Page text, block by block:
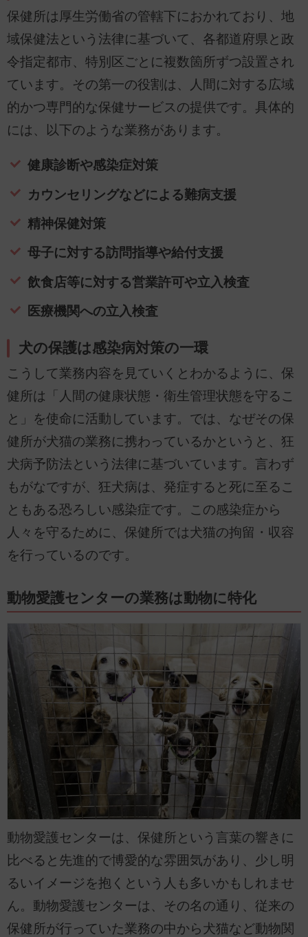
保健所は厚生労働省の管轄下におかれており、地
域保健法という法律に基づいて、各都道府県と政
令指定都市、特別区ごとに複数箇所ずつ設置され
ています。その第一の役割は、人間に対する広域
的かつ専門的な保健サービスの提供です。具体的
には、以下のような業務があります。
健康診断や感染症対策
カウンセリングなどによる難病支援
精神保健対策
母子に対する訪問指導や給付支援
飲食店等に対する営業許可や立入検査
医療機関への立入検査
犬の保護は感染病対策の一環
こうして業務内容を見ていくとわかるように、保
健所は「人間の健康状態・衛生管理状態を守るこ
と」を使命に活動しています。では、なぜその保
健所が犬猫の業務に携わっているかというと、狂
犬病予防法という法律に基づいています。言わず
もがなですが、狂犬病は、発症すると死に至るこ
ともある恐ろしい感染症です。この感染症から
人々を守るために、保健所では犬猫の拘留・収容
を行っているのです。
動物愛護センターの業務は動物に特化
動物愛護センターは、保健所という言葉の響きに
比べると先進的で博愛的な雰囲気があり、少し明
るいイメージを抱くという人も多いかもしれませ
ん。動物愛護センターは、その名の通り、従来の
保健所が行っていた業務の中から犬猫など動物関